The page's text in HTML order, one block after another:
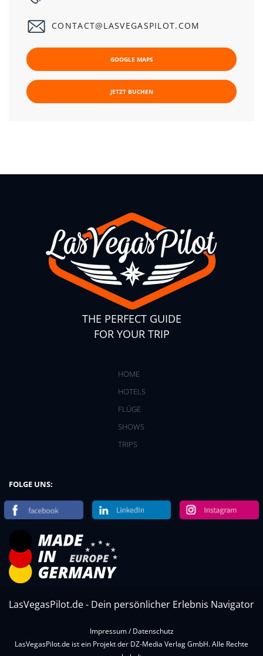
CONTACT@LASVEGASPILOT.COM
GOOGLE MAPS
JETZT BUCHEN
THE PERFECT GUIDE
FOR YOUR TRIP
HOME
HOTELS
FLÜGE
SHOWS
TRIPS
FOLGE UNS:
LasVegasPilot.de - Dein persönlicher Erlebnis Navigator
Impressum/Datenschutz
LasVegasPilot.de ist ein Projekt der DZ-Media Verlag GmbH. Alle Rechte